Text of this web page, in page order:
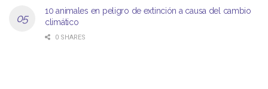
10 animales en peligro de extinción a causa del cambio
climático
0 SHARES